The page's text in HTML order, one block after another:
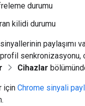
durumu
kilidi durumu
paylaşımı
senkronizasyonu,
Cihazlar
için Chrome sinyali